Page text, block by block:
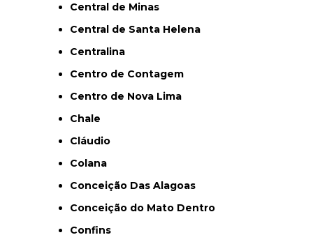
Central de Minas
Central de Santa Helena
Centralina
Centro de Contagem
Centro de Nova Lima
Chale
Cláudio
Colana
Conceição Das Alagoas
Conceição do Mato Dentro
Confins